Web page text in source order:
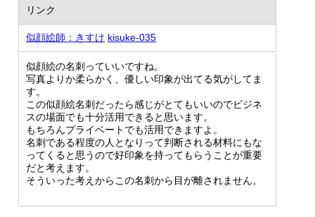
リンク
似顔絵師：きすけ kisuke-035
似顔絵の名刺っていいですね。
写真よりか柔らかく、優しい印象が出てる気がしてま
す。
この似顔絵名刺だったら感じがとてもいいのでビジネ
スの場面でも十分活用できると思います。
もちろんプライベートでも活用できますよ。
名刺である程度の人となりって判断される材料にもな
ってくると思うので好印象を持ってもらうことが重要
だと考えます。
そういった考えからこの名刺から目が離されません。